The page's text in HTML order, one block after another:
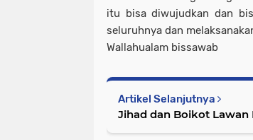
itu bisa diwujudkan dan
seluruhnya dan
Wallahualam bissawab
Artikel Selanjutnya
Jihad dan Boikot Lawan